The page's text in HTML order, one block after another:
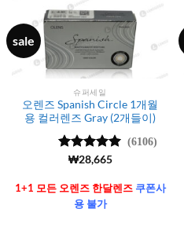
sale
슈퍼세일
오렌즈 Spanish Circle 1개월
용 컬러렌즈 Gray (2개들이)
5 중에서
가됨
(6106)
₩28,665
1+1 모든 오렌즈 한달렌즈쿠폰사
용 불가